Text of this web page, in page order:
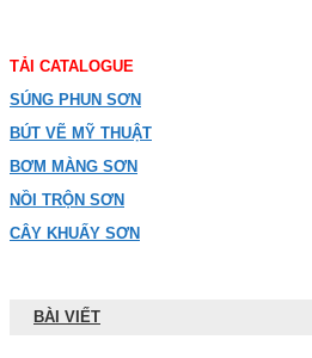
TẢI CATALOGUE
SÚNG PHUN SƠN
BÚT VẼ MỸ THUẬT
BƠM MÀNG SƠN
NỒI TRỘN SƠN
CÂY KHUẤY SƠN
BÀI VIẾT